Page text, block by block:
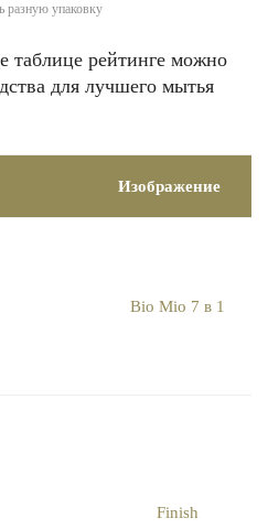
разную упаковку
таблице рейтинге можно
для лучшего мытья
Изображение